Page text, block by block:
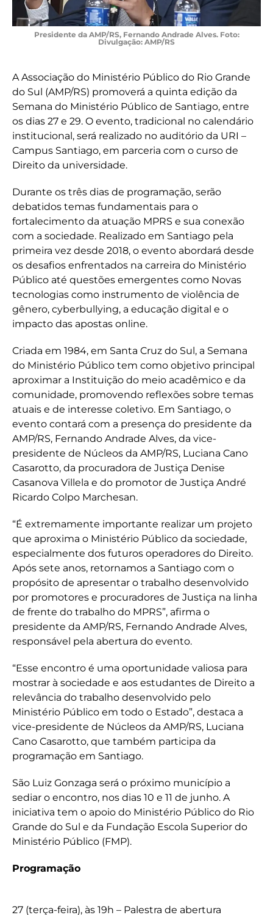
Presidente da AMP/RS, Fernando Andrade Alves. Foto:
Divulgação: AMP/RS
A Associação do Ministério Público do Rio Grande
do Sul (AMP/RS) promoverá a quinta edição da
Semana do Ministério Público de Santiago, entre
os dias 27 e 29. O evento, tradicional no calendário
institucional, será realizado no auditório da URI –
Campus Santiago, em parceria com o curso de
Direito da universidade.
Durante os três dias de programação, serão
debatidos temas fundamentais para o
fortalecimento da atuação MPRS e sua conexão
com a sociedade. Realizado em Santiago pela
primeira vez desde 2018, o evento abordará desde
os desafios enfrentados na carreira do Ministério
Público até questões emergentes como Novas
tecnologias como instrumento de violência de
gênero, cyberbullying, a educação digital e o
impacto das apostas online.
Criada em 1984, em Santa Cruz do Sul, a Semana
do Ministério Público tem como objetivo principal
aproximar a Instituição do meio acadêmico e da
comunidade, promovendo reflexões sobre temas
atuais e de interesse coletivo. Em Santiago, o
evento contará com a presença do presidente da
AMP/RS, Fernando Andrade Alves, da vice-
presidente de Núcleos da AMP/RS, Luciana Cano
Casarotto, da procuradora de Justiça Denise
Casanova Villela e do promotor de Justiça André
Ricardo Colpo Marchesan.
“É extremamente importante realizar um projeto
que aproxima o Ministério Público da sociedade,
especialmente dos futuros operadores do Direito.
Após sete anos, retornamos a Santiago com o
propósito de apresentar o trabalho desenvolvido
por promotores e procuradores de Justiça na linha
de frente do trabalho do MPRS”, afirma o
presidente da AMP/RS, Fernando Andrade Alves,
responsável pela abertura do evento.
“Esse encontro é uma oportunidade valiosa para
mostrar à sociedade e aos estudantes de Direito a
relevância do trabalho desenvolvido pelo
Ministério Público em todo o Estado”, destaca a
vice-presidente de Núcleos da AMP/RS, Luciana
Cano Casarotto, que também participa da
programação em Santiago.
São Luiz Gonzaga será o próximo município a
sediar o encontro, nos dias 10 e 11 de junho. A
iniciativa tem o apoio do Ministério Público do Rio
Grande do Sul e da Fundação Escola Superior do
Ministério Público (FMP).
Programação
27 (terça-feira), às 19h – Palestra de abertura